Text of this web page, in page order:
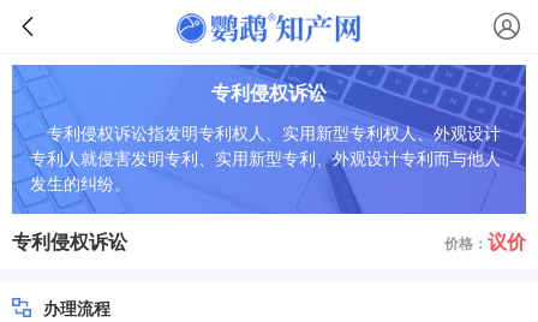
专利侵权诉讼
专利侵权诉讼指发明专利权人、实用新型专利权人、外观设计
专利人就侵害发明专利、实用新型专利、外观设计专利而与他人
发生的纠纷。
专利侵权诉讼 价格： 议价
办理流程